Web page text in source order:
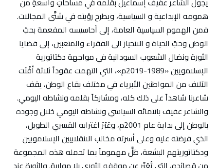
همومه الإبداعية و السياسية، ويطرح رؤيته في شتَّى المجالات.
فمن الهموم السياسية العامة، إلى أحاسيسه المفعمة بحبِّ
الوطن وحبِّ الحياة و الانحياز الى الفقراء والمتعبين، إلى قضايا
الثورة ونضال الشعوب السودانية في مواجهة دكتاتورية
الإسلامويين «1989-2019م»، التي التهمت عقوداً ثلاثة أفْنَت
الآلاف من المواطنين الأبرياء في مختلف بقاع الوطن، يقف
شاعرنا شاهداً على ذلك كله، ومشاركاً بقلمه ونشاطه اليومي.
والشاعر عفيف بانتمائه السياسي ونشاطه اليومي خلال وجوده
بالوطن إلى بداية عام 2001م، وعَبْرَ اغترابه القسري الطويل،
الذي فرضته عليه وعلى أسرته مخالب الانقلابيين الإسلامويين
ودكتاتوريتهم البشعة، ظلَّ مهموماً بما تحمله هذه المجموعة